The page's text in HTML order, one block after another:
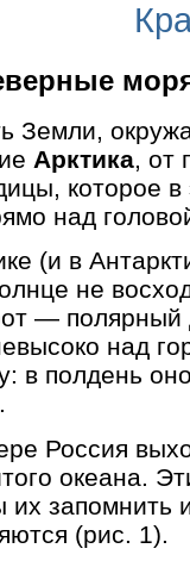
Земли,
Арктика, от
которое в
над
(и в
не
— полярный
над
в полдень
Россия
океана.
запомнить
(рис. 1).